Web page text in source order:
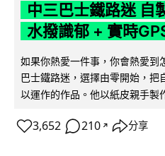
中三巴士鐵路迷 自
水撥識郁 + 實時
如果你熱愛一件事，你會熱愛到
巴士鐵路迷，選擇由零開始，把
以運作的作品。他以紙皮親手製
3,652 210 ↗ 分享